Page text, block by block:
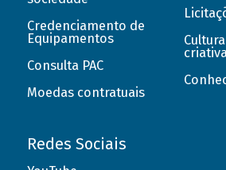
Credenciamento de
Equipamentos
Consulta PAC
Moedas contratuais
Redes Sociais